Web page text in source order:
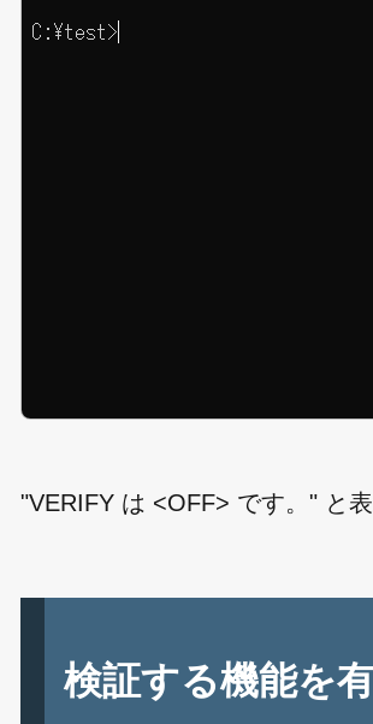
"VERIFY は <OFF> です。" と
検証する機能を